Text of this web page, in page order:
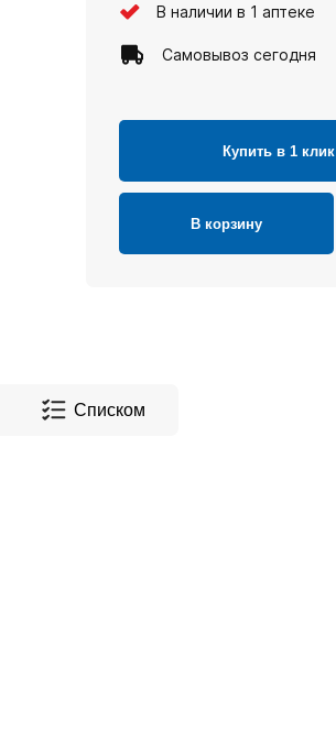
В наличии в 1 аптеке
Самовывоз сегодня
Купить в 1 клик
В корзину
Списком